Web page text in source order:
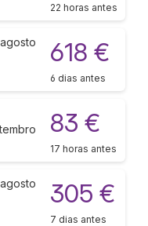
22 horas antes
618 €
6 dias antes
83 €
17 horas antes
305 €
7 dias antes